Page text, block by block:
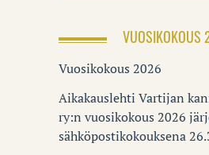
VUOSIKOKOUS
Vuosikokous 2026
Aikakauslehti Vartijan
ry:n vuosikokous 2026
sähköpostikokouksena